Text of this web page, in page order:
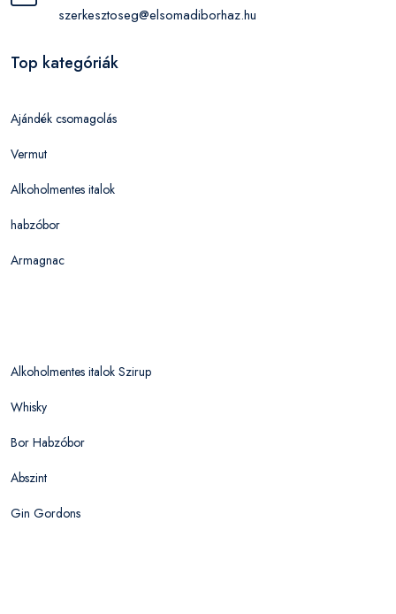
szerkesztoseg@elsomadiborhaz.hu
Top kategóriák
Ajándék csomagolás
Vermut
Alkoholmentes italok
habzóbor
Armagnac
Alkoholmentes italok Szirup
Whisky
Bor Habzóbor
Abszint
Gin Gordons